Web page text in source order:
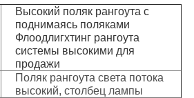
Высокий поляк рангоута с
поднимаясь поляками
Флоодлигхтинг рангоута
системы высокими для
продажи
Поляк рангоута света потока
высокий, столбец лампы